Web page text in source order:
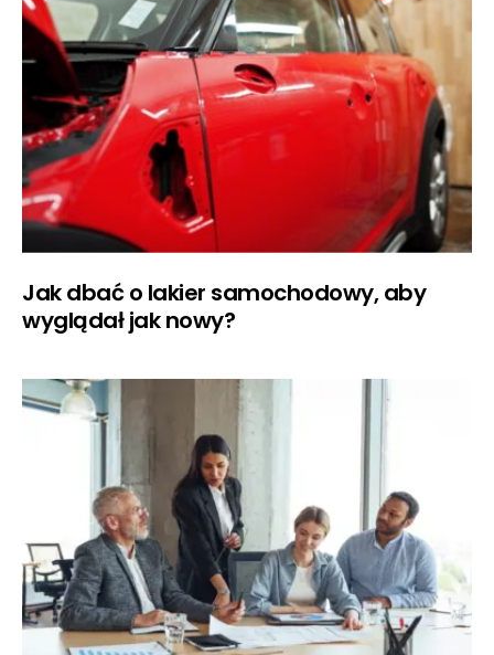
Jak dbać o lakier samochodowy, aby
wyglądał jak nowy?